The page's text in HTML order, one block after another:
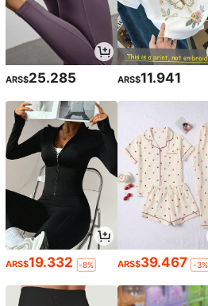
ARS$25.285 ARS$11.941
ARS$19.332 -8% ARS$39.467 -3%